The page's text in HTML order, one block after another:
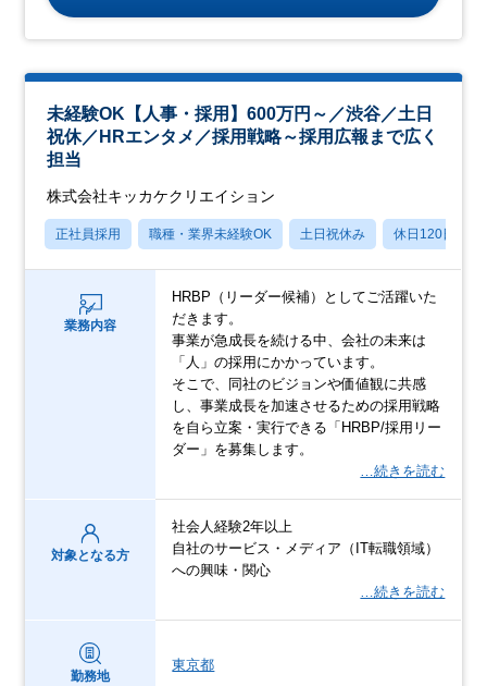
未経験OK【人事・採用】600万円～／渋⾕／土日
祝休／HRエンタメ／採用戦略～採用広報まで広く
担当
株式会社キッカケクリエイション
正社員採用 職種・業界未経験OK 土日祝休み 休日120日以上
業務内容
HRBP（リーダー候補）としてご活躍いた
だきます。
事業が急成長を続ける中、会社の未来は
「人」の採用にかかっています。
そこで、同社のビジョンや価値観に共感
し、事業成長を加速させるための採用戦略
を自ら立案・実行できる「HRBP/採用リー
ダー」を募集します。
…続きを読む
対象となる方
社会人経験2年以上
自社のサービス・メディア（IT転職領域）
への興味・関心
…続きを読む
勤務地
東京都